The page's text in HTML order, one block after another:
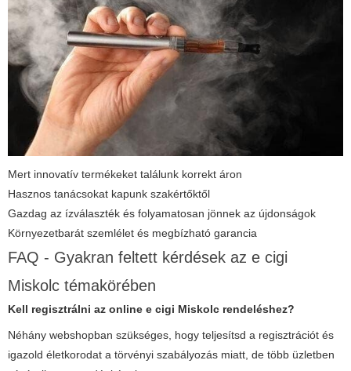
Mert innovatív termékeket találunk korrekt áron
Hasznos tanácsokat kapunk szakértőktől
Gazdag az ízválaszték és folyamatosan jönnek az újdonságok
Környezetbarát szemlélet és megbízható garancia
FAQ - Gyakran feltett kérdések az e cigi
Miskolc témakörében
Kell regisztrálni az online e cigi Miskolc rendeléshez?
Néhány webshopban szükséges, hogy teljesítsd a regisztrációt és
igazold életkorodat a törvényi szabályozás miatt, de több üzletben